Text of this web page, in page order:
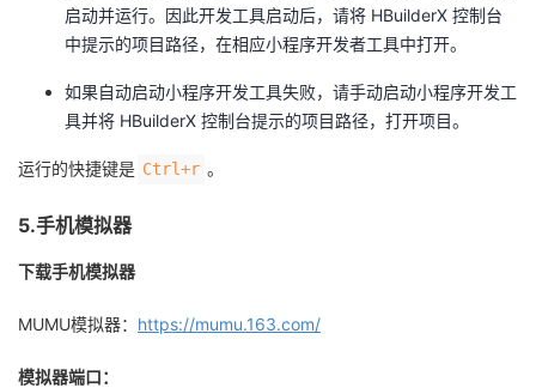
启动并运行。因此开发工具启动后，请将 HBuilderX 控制台
中提示的项目路径，在相应小程序开发者工具中打开。
如果自动启动小程序开发工具失败，请手动启动小程序开发工
具并将 HBuilderX 控制台提示的项目路径，打开项目。
运行的快捷键是 Ctrl+r 。
5.手机模拟器
下载手机模拟器
MUMU模拟器： https://mumu.163.com/
模拟器端口：